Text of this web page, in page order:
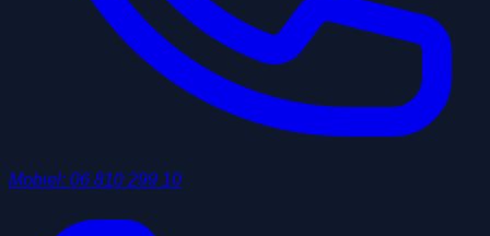
Mobiel: 06 810 299 10